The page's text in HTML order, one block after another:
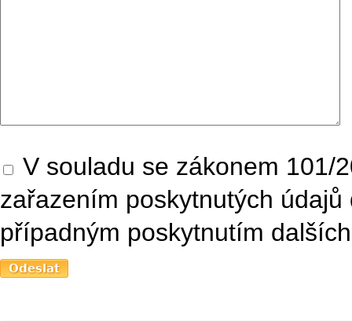
V souladu se zákonem 101/
zařazením poskytnutých
případným poskytnutím